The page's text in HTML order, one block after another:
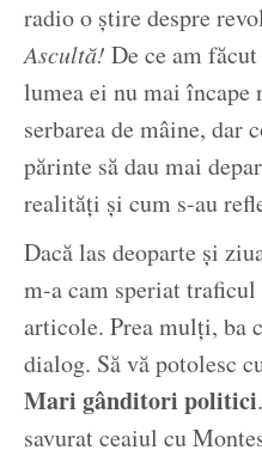
radio o știre despre
Ascultă! De ce am
lumea ei nu mai încape
serbarea de mâine, dar
părinte să dau mai
realități și cum s-au
Dacă las deoparte și
m-a cam speriat
articole. Prea mulți, ba
dialog. Să vă potolesc
Mari gânditori politici
savurat ceaiul cu